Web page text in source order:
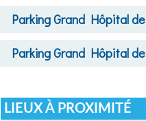
ParkingGrand Hôpital
ParkingGrand Hôpital
LIEUX À PROXIMITÉ